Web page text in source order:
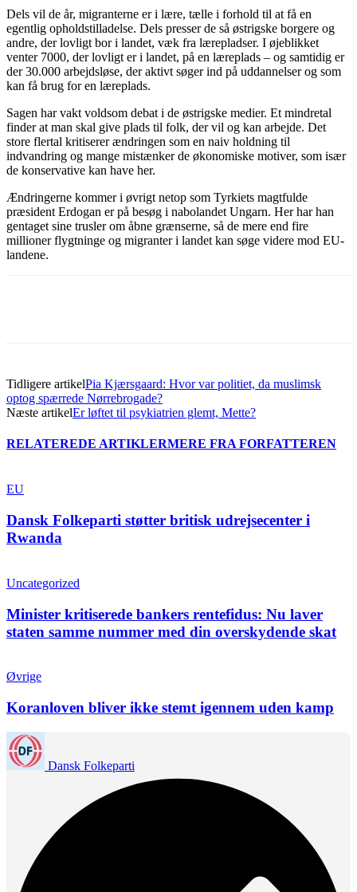
Dels vil de år, migranterne er i lære, tælle i forhold til at få en
egentlig opholdstilladelse. Dels presser de så østrigske borgere og
andre, der lovligt bor i landet, væk fra lærepladser. I øjeblikket
venter 7000, der lovligt er i landet, på en læreplads – og samtidig er
der 30.000 arbejdsløse, der aktivt søger ind på uddannelser og som
kan få brug for en læreplads.
Sagen har vakt voldsom debat i de østrigske medier. Et mindretal
finder at man skal give plads til folk, der vil og kan arbejde. Det
store flertal kritiserer ændringen som en naiv holdning til
indvandring og mange mistænker de økonomiske motiver, som især
de konservative kan have her.
Ændringerne kommer i øvrigt netop som Tyrkiets magtfulde
præsident Erdogan er på besøg i nabolandet Ungarn. Her har han
gentaget sine trusler om åbne grænserne, så de mere end fire
millioner flygtninge og migranter i landet kan søge videre mod EU-
landene.
Tidligere artikelPia Kjærsgaard: Hvor var politiet, da muslimsk
optog spærrede Nørrebrogade?
Næste artikelEr løftet til psykiatrien glemt, Mette?
RELATEREDE ARTIKLERMERE FRA FORFATTEREN
EU
Dansk Folkeparti støtter britisk udrejsecenter i
Rwanda
Uncategorized
Minister kritiserede bankers rentefidus: Nu laver
staten samme nummer med din overskydende skat
Øvrige
Koranloven bliver ikke stemt igennem uden kamp
Dansk Folkeparti